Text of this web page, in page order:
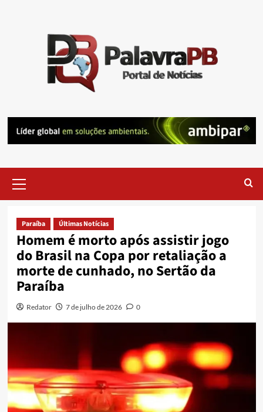
Menu
Paraíba Últimas Notícias
Homem é morto após assistir jogo
do Brasil na Copa por retaliação a
morte de cunhado, no Sertão da
Paraíba
Redator 7 de julho de 2026 0